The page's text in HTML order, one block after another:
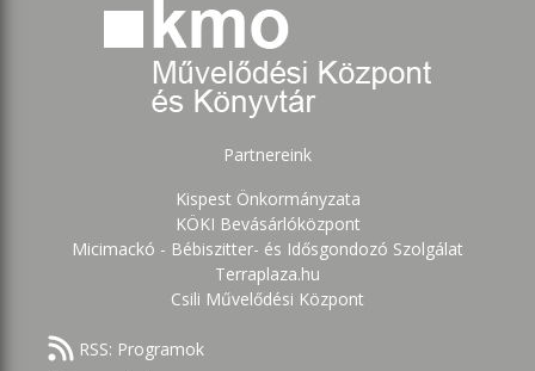
Partnereink
Kispest Önkormányzata
KÖKI Bevásárlóközpont
Micimackó - Bébiszitter- és Idősgondozó Szolgálat
Terraplaza.hu
Csili Művelődési Központ
RSS: Programok